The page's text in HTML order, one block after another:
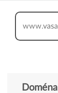
www.
Doména